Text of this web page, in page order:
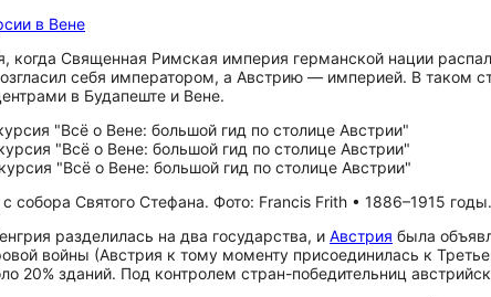
в Вене
когда Священная Римская империя германской нации
себя императором, а Австрию — империей. В таком
в Будапеште и Вене.
собора Святого Стефана. Фото: Francis Frith • 1886–1915
разделилась на два государства, и Австрия была
войны (Австрия к тому моменту присоединилась к
20% зданий. Под контролем стран-победительниц